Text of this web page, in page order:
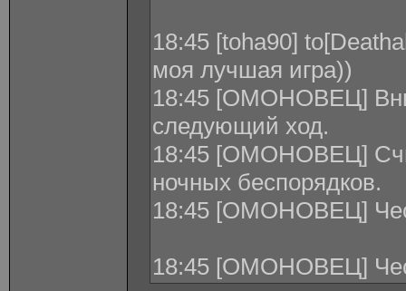
18:45 [toha90]
моя лучшая игра))
18:45 [ОМОНОВЕЦ]
следующий ход.
18:45 [ОМОНОВЕЦ]
ночных беспорядков.
18:45 [ОМОНОВЕЦ]
18:45 [ОМОНОВЕЦ]